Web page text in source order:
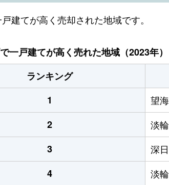
建てが高く売却された地域です。
一戸建てが高く売れた地域（2023年）
ランキング
1
望
2
淡輪
3
深日
4
淡